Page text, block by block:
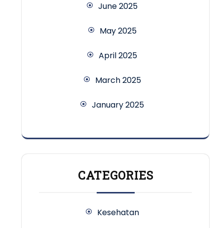
June 2025
May 2025
April 2025
March 2025
January 2025
CATEGORIES
Kesehatan